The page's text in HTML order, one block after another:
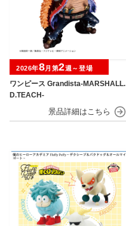
ワンピース Grandista-MARSHALL.
D.TEACH-
2026年8月第2週～登場